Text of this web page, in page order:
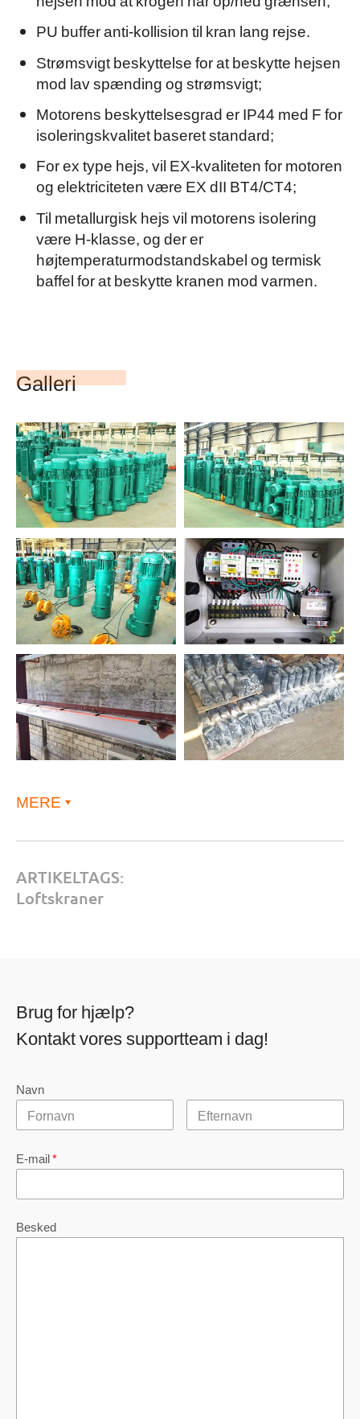
PU buffer anti-kollision til kran lang rejse.
Strømsvigt beskyttelse for at beskytte hejsen
mod lav spænding og strømsvigt;
Motorens beskyttelsesgrad er IP44 med F for
isoleringskvalitet baseret standard;
For ex type hejs, vil EX-kvaliteten for motoren
og elektriciteten være EX dII BT4/CT4;
Til metallurgisk hejs vil motorens isolering
være H-klasse, og der er
højtemperaturmodstandskabel og termisk
baffel for at beskytte kranen mod varmen.
Galleri
MERE
ARTIKELTAGS:
Loftskraner
Brug for hjælp?
Kontakt vores supportteam i dag!
Navn
E-mail*
Besked